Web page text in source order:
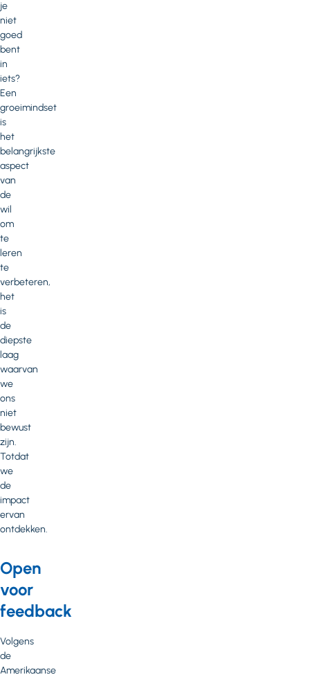
je
niet
goed
bent
in
iets?
Een
groeimindset
is
het
belangrijkste
aspect
van
de
wil
om
te
leren
te
verbeteren,
het
is
de
diepste
laag
waarvan
we
ons
niet
bewust
zijn.
Totdat
we
de
impact
ervan
ontdekken.
Open
voor
feedback
Volgens
de
Amerikaanse